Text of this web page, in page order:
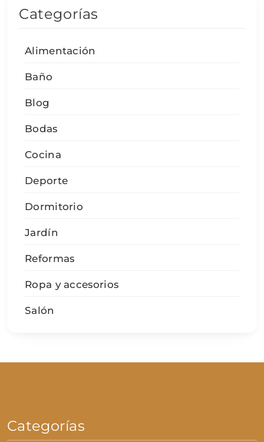
Categorías
Alimentación
Baño
Blog
Bodas
Cocina
Deporte
Dormitorio
Jardín
Reformas
Ropa y accesorios
Salón
Categorías